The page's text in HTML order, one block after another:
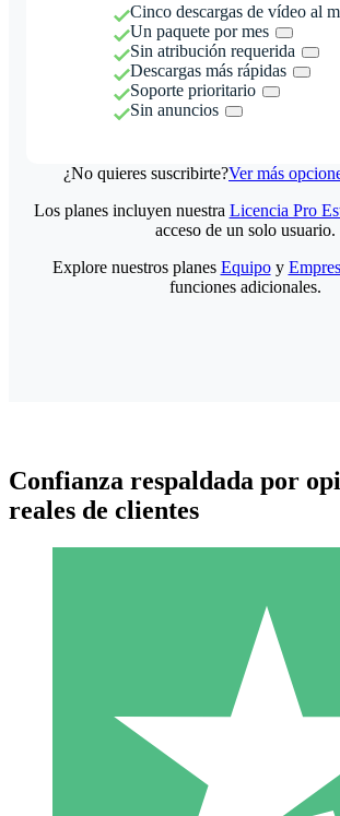
Cinco descargas de vídeo al
Un paquete por mes
Sin atribución requerida
Descargas más rápidas
Soporte prioritario
Sin anuncios
¿No quieres suscribirte?Ver más
Paquetes de Créditos
Paga según el uso con créditos de
Los planes incluyen nuestra Licencia Pro
acceso de un solo usuario.
Explore nuestros planes Equipoy
funciones adicionales.
Confianza respaldada por
reales de clientes